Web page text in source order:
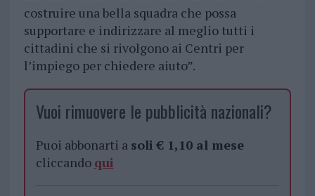
costruire una bella squadra che possa
supportare e indirizzare al meglio tutti i
cittadini che si rivolgono ai Centri per
l’impiego per chiedere aiuto”.
Vuoi rimuovere le pubblicità nazionali?
Puoi abbonarti a soli € 1,10 al mese
cliccando qui